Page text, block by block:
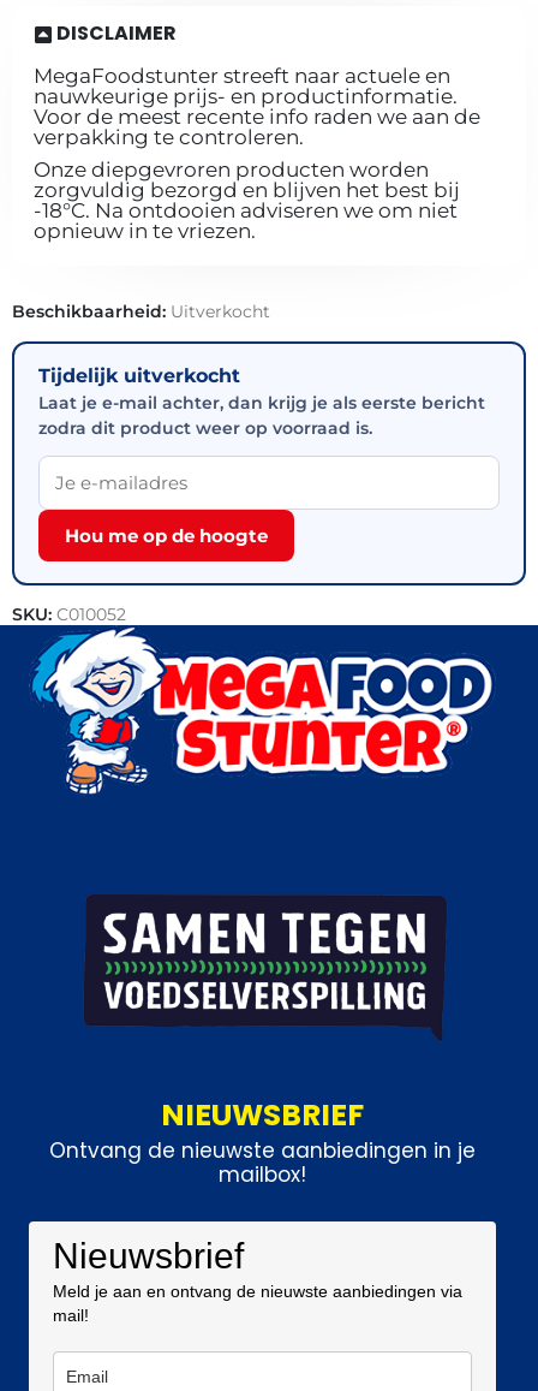
DISCLAIMER
MegaFoodstunter streeft naar actuele en
nauwkeurige prijs- en productinformatie.
Voor de meest recente info raden we aan de
verpakking te controleren.
Onze diepgevroren producten worden
zorgvuldig bezorgd en blijven het best bij
-18°C. Na ontdooien adviseren we om niet
opnieuw in te vriezen.
Beschikbaarheid: Uitverkocht
Tijdelijk uitverkocht
Laat je e-mail achter, dan krijg je als eerste bericht
zodra dit product weer op voorraad is.
Hou me op de hoogte
SKU: C010052
Categorie: Vis
NIEUWSBRIEF
Ontvang de nieuwste aanbiedingen in je
mailbox!
Nieuwsbrief
Meld je aan en ontvang de nieuwste aanbiedingen via
mail!